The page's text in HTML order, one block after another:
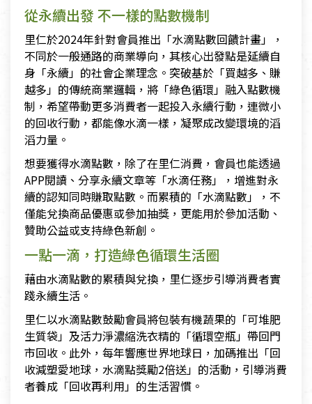
從永續出發 不一樣的點數機制
里仁於2024年針對會員推出「水滴點數回饋計畫」，
不同於一般通路的商業導向，其核心出發點是延續自
身「永續」的社會企業理念。突破基於「買越多、賺
越多」的傳統商業邏輯，將「綠色循環」融入點數機
制，希望帶動更多消費者一起投入永續行動，連微小
的回收行動，都能像水滴一樣，凝聚成改變環境的滔
滔力量。
想要獲得水滴點數，除了在里仁消費，會員也能透過
APP閱讀、分享永續文章等「水滴任務」，增進對永
續的認知同時賺取點數。而累積的「水滴點數」，不
僅能兌換商品優惠或參加抽獎，更能用於參加活動、
贊助公益或支持綠色新創。
一點一滴，打造綠色循環生活圈
藉由水滴點數的累積與兌換，里仁逐步引導消費者實
踐永續生活。
里仁以水滴點數鼓勵會員將包裝有機蔬果的「可堆肥
生質袋」及活力淨濃縮洗衣精的「循環空瓶」帶回門
市回收。此外，每年響應世界地球日，加碼推出「回
收減塑愛地球，水滴點獎勵2倍送」的活動，引導消費
者養成「回收再利用」的生活習慣。